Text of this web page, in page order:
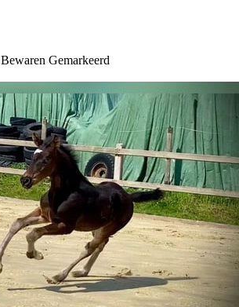
Bewaren Gemarkeerd